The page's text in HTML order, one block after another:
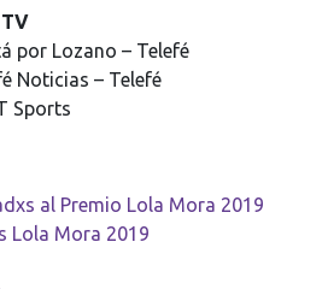
por Lozano – Telefé
Noticias – Telefé
Sports
al Premio Lola Mora 2019
Lola Mora 2019